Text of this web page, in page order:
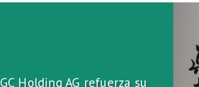
GC Holding AG refuerza su